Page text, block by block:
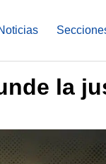
la